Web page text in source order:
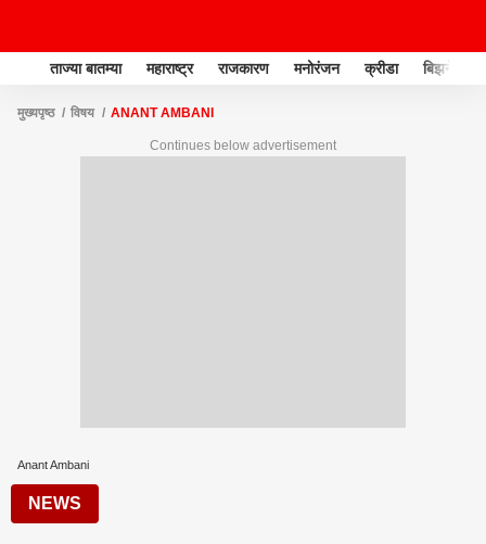
ताज्या बातम्या महाराष्ट्र राजकारण मनोरंजन क्रीडा बिझनेस
मुख्यपृष्ठ विषय ANANT AMBANI
Continues below advertisement
Anant Ambani
NEWS